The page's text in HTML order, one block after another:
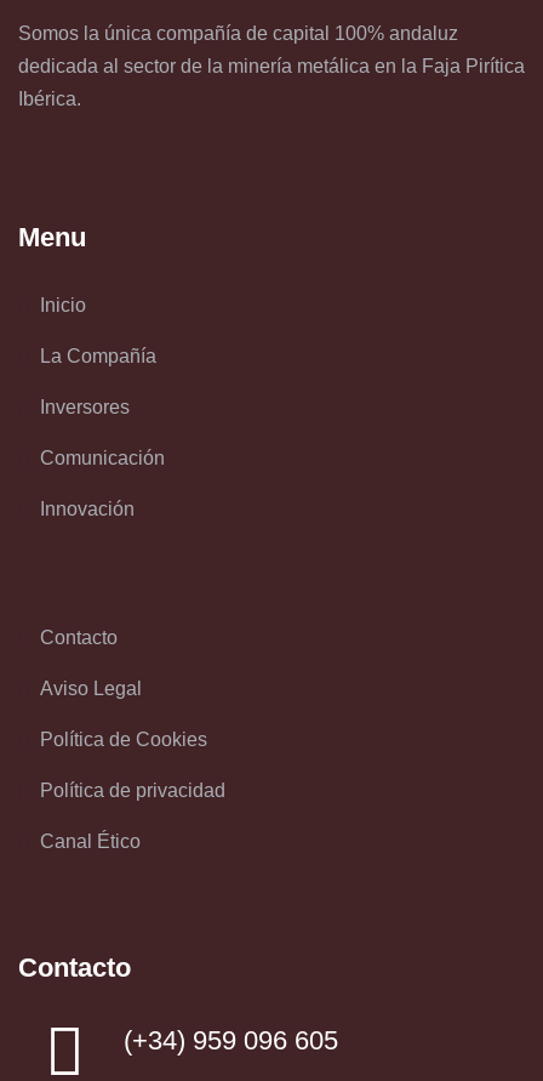
Somos la única compañía de capital 100% andaluz
dedicada al sector de la minería metálica en la Faja Pirítica
Ibérica.
Menu
Inicio
La Compañía
Inversores
Comunicación
Innovación
Contacto
Aviso Legal
Política de Cookies
Política de privacidad
Canal Ético
Contacto
(+34) 959 096 605